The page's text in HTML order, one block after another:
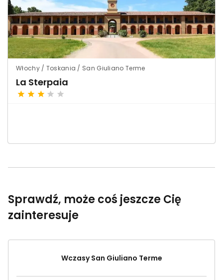
Włochy / Toskania / San Giuliano Terme
La Sterpaia
Sprawdź, może coś jeszcze Cię
zainteresuje
Wczasy San Giuliano Terme